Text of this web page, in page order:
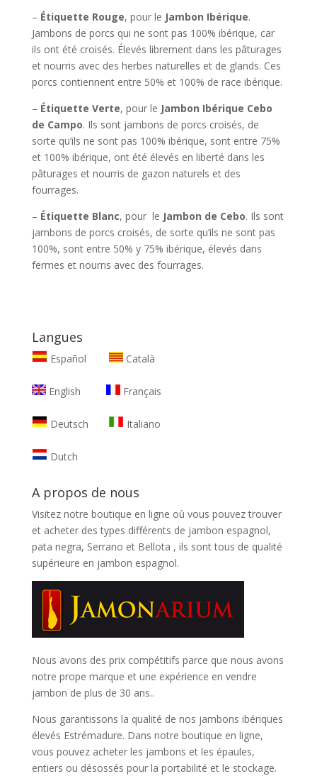
– Étiquette Rouge, pour le Jambon Ibérique.
Jambons de porcs qui ne sont pas 100% ibérique, car
ils ont été croisés. Élevés librement dans les pâturages
et nourris avec des herbes naturelles et de glands. Ces
porcs contiennent entre 50% et 100% de race ibérique.
– Étiquette Verte, pour le Jambon Ibérique Cebo
de Campo. Ils sont jambons de porcs croisés, de
sorte qu’ils ne sont pas 100% ibérique, sont entre 75%
et 100% ibérique, ont été élevés en liberté dans les
pâturages et nourris de gazon naturels et des
fourrages.
– Étiquette Blanc, pour le Jambon de Cebo. Ils sont
jambons de porcs croisés, de sorte qu’ils ne sont pas
100%, sont entre 50% y 75% ibérique, élevés dans
fermes et nourris avec des fourrages.
Langues
Español Català
English Français
Deutsch Italiano
Dutch
A propos de nous
Visitez notre boutique en ligne où vous pouvez trouver
et acheter des types différents de jambon espagnol,
pata negra, Serrano et Bellota , ils sont tous de qualité
supérieure en jambon espagnol.
Nous avons des prix compétitifs parce que nous avons
notre prope marque et une expérience en vendre
jambon de plus de 30 ans..
Nous garantissons la qualité de nos jambons ibériques
élevés Estrémadure. Dans notre boutique en ligne,
vous pouvez acheter les jambons et les épaules,
entiers ou désossés pour la portabilité et le stockage.